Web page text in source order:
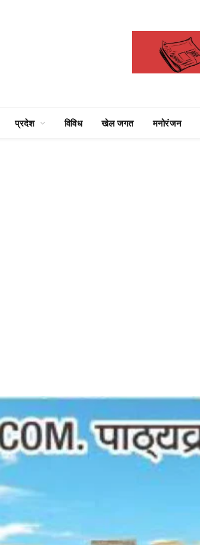
प्रदेश विविध खेल जगत मनोरंजन